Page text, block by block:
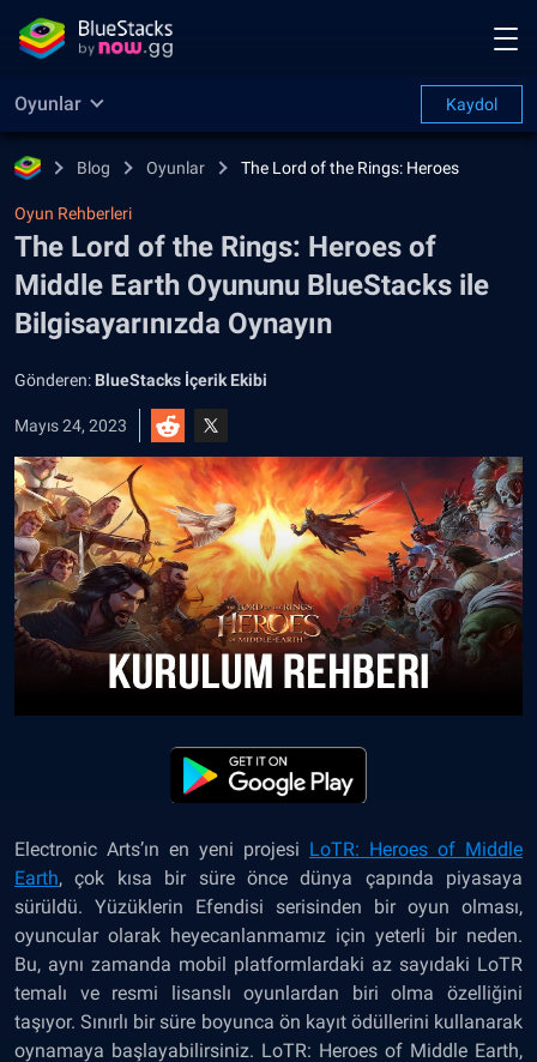
Oyunlar Kaydol
Blog Oyunlar The Lord of the Rings: Heroes
Oyun Rehberleri
The Lord of the Rings: Heroes of
Middle Earth Oyununu BlueStacks ile
Bilgisayarınızda Oynayın
Gönderen: BlueStacks İçerik Ekibi
Mayıs 24, 2023
Electronic Arts’ın en yeni projesi LoTR: Heroes of Middle
Earth, çok kısa bir süre önce dünya çapında piyasaya
sürüldü. Yüzüklerin Efendisi serisinden bir oyun olması,
oyuncular olarak heyecanlanmamız için yeterli bir neden.
Bu, aynı zamanda mobil platformlardaki az sayıdaki LoTR
temalı ve resmi lisanslı oyunlardan biri olma özelliğini
taşıyor. Sınırlı bir süre boyunca ön kayıt ödüllerini kullanarak
oynamaya başlayabilirsiniz. LoTR: Heroes of Middle Earth,